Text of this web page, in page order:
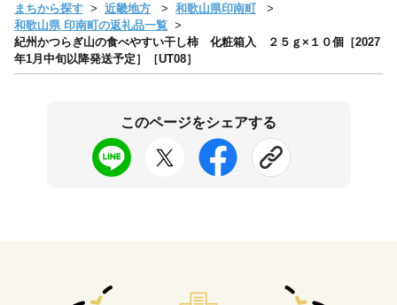
まちから探す 近畿地方
和歌山県印南町
和歌山県 印南町の返礼品一覧
紀州かつらぎ山の食べやすい干し柿 化粧箱入 ２５ｇ×１０個［2027
年1月中旬以降発送予定］［UT08］
このページをシェアする